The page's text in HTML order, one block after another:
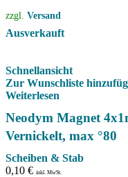
zzgl. Versand
Ausverkauft
Schnellansicht
Zur Wunschliste
Weiterlesen
Neodym Magnet
Vernickelt, max °80
Scheiben & Stab
0,10 € inkl. MwSt.